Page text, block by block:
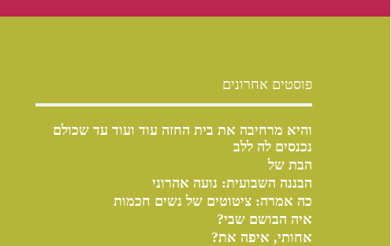
פוסטים אחרונים
והיא מרחיבה את בית החזה עוד ועוד עד שכולם
נכנסים לה ללב
הבת של
הבננה השבועית: נועה אהרוני
כה אמרה: ציטוטים של נשים חכמות
איה הבושם שבי?
אחותי, איפה את?